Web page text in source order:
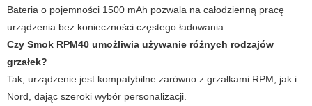
Bateria o pojemności 1500 mAh pozwala na całodzienną pracę
urządzenia bez konieczności częstego ładowania.
Czy Smok RPM40 umożliwia używanie różnych rodzajów
grzałek?
Tak, urządzenie jest kompatybilne zarówno z grzałkami RPM, jak i
Nord, dając szeroki wybór personalizacji.